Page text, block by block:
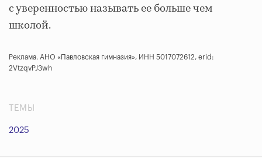
с уверенностью называть ее больше чем
школой.
Реклама. АНО «Павловская гимназия», ИНН 5017072612, erid:
2VtzqvPJ3wh
ТЕМЫ
2025